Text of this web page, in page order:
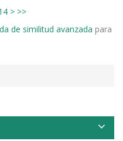
> >>
de similitud avanzada para